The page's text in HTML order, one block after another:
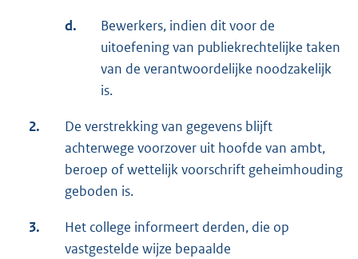
d.
Bewerkers, indien dit voor de
uitoefening van publiekrechtelijke taken
van de verantwoordelijke noodzakelijk
is.
2.
De verstrekking van gegevens blijft
achterwege voorzover uit hoofde van ambt,
beroep of wettelijk voorschrift geheimhouding
geboden is.
3.
Het college informeert derden, die op
vastgestelde wijze bepaalde